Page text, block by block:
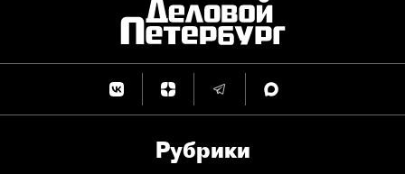
Рубрики